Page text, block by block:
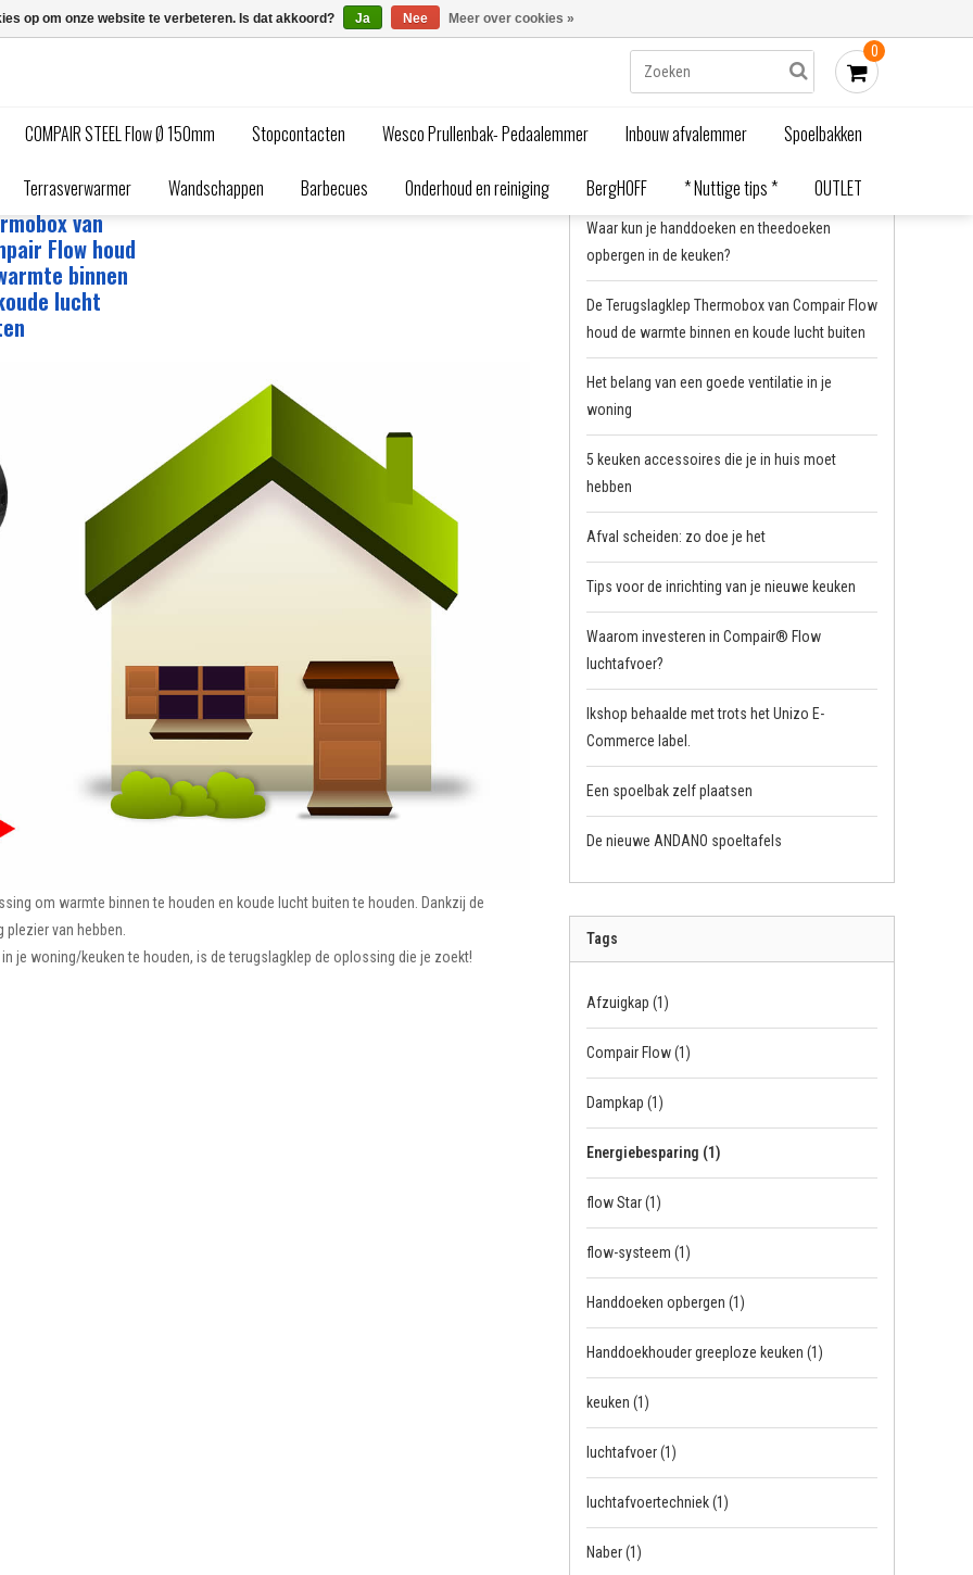
0
COMPAIR STEEL Flow Ø 150mm Stopcontacten Wesco Prullenbak- Pedaalemmer Inbouw afvalemmer Spoelbakken
Terrasverwarmer Wandschappen Barbecues Onderhoud en reiniging BergHOFF * Nuttige tips * OUTLET
/ Waardevolle tips / Energiebesparing
luchtafvoer en veel meer...
van
Flow houd
binnen
lucht
om warmte binnen te houden en koude lucht buiten te houden. Dankzij de
van hebben.
je woning/keuken te houden, is de terugslagklep de oplossing die je zoekt!
Waar kun je handdoeken en theedoeken
opbergen in de keuken?
De Terugslagklep Thermobox van Compair Flow
houd de warmte binnen en koude lucht buiten
Het belang van een goede ventilatie in je
woning
5 keuken accessoires die je in huis moet
hebben
Afval scheiden: zo doe je het
Tips voor de inrichting van je nieuwe keuken
Waarom investeren in Compair® Flow
luchtafvoer?
Ikshop behaalde met trots het Unizo E-
Commerce label.
Een spoelbak zelf plaatsen
De nieuwe ANDANO spoeltafels
Tags
Afzuigkap (1)
Compair Flow(1)
Dampkap (1)
Energiebesparing (1)
flow Star(1)
flow-systeem (1)
Handdoeken opbergen (1)
Handdoekhouder greeploze keuken (1)
keuken (1)
luchtafvoer(1)
luchtafvoertechniek(1)
Naber(1)
op om onze website te verbeteren. Is dat akkoord? Ja Nee Meer over cookies »